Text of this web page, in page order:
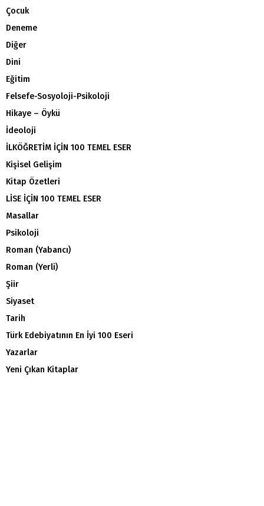
Çocuk
Deneme
Diğer
Dini
Eğitim
Felsefe-Sosyoloji-Psikoloji
Hikaye – Öykü
İdeoloji
İLKÖĞRETİM İÇİN 100 TEMEL ESER
Kişisel Gelişim
Kitap Özetleri
LİSE İÇİN 100 TEMEL ESER
Masallar
Psikoloji
Roman (Yabancı)
Roman (Yerli)
Şiir
Siyaset
Tarih
Türk Edebiyatının En İyi 100 Eseri
Yazarlar
Yeni Çıkan Kitaplar